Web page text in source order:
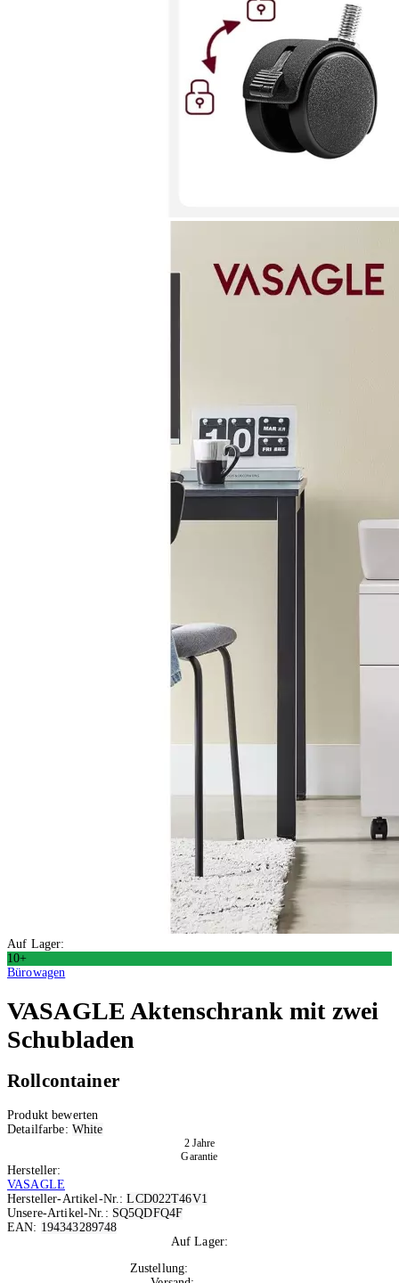
Auf Lager:
10+
Bürowagen
VASAGLE Aktenschrank mit zwei
Schubladen
Rollcontainer
Produkt bewerten
Detailfarbe: White
2 Jahre
Garantie
Hersteller:
VASAGLE
Hersteller-Artikel-Nr.:LCD022T46V1
Unsere-Artikel-Nr.: SQ5QDFQ4F
EAN: 194343289748
Auf Lager:
Zustellung: